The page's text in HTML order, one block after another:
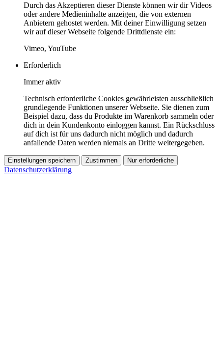
Durch das Akzeptieren dieser Dienste können wir dir Videos
oder andere Medieninhalte anzeigen, die von externen
Anbietern gehostet werden. Mit deiner Einwilligung setzen
wir auf dieser Webseite folgende Drittdienste ein:
Vimeo, YouTube
Erforderlich
Immer aktiv
Technisch erforderliche Cookies gewährleisten ausschließlich
grundlegende Funktionen unserer Webseite. Sie dienen zum
Beispiel dazu, dass du Produkte im Warenkorb sammeln oder
dich in dein Kundenkonto einloggen kannst. Ein Rückschluss
auf dich ist für uns dadurch nicht möglich und dadurch
anfallende Daten werden niemals an Dritte weitergegeben.
Einstellungen speichern Zustimmen Nur erforderliche
Datenschutzerklärung